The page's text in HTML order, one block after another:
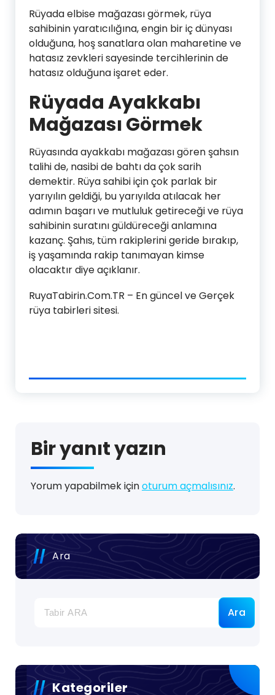
Rüyada elbise mağazası görmek, rüya
sahibinin yaratıcılığına, engin bir iç dünyası
olduğuna, hoş sanatlara olan maharetine ve
hatasız zevkleri sayesinde tercihlerinin de
hatasız olduğuna işaret eder.
Rüyada Ayakkabı
Mağazası Görmek
Rüyasında ayakkabı mağazası gören şahsın
talihi de, nasibi de bahtı da çok sarih
demektir. Rüya sahibi için çok parlak bir
yarıyılın geldiği, bu yarıyılda atılacak her
adımın başarı ve mutluluk getireceği ve rüya
sahibinin suratını güldüreceği anlamına
kazanç. Şahıs, tüm rakiplerini geride bırakıp,
iş yaşamında rakip tanımayan kimse
olacaktır diye açıklanır.
RuyaTabirin.Com.TR – En güncel ve Gerçek
rüya tabirleri sitesi.
Bir yanıt yazın
Yorum yapabilmek içinoturum açmalısınız.
Ara
Ara
Kategoriler